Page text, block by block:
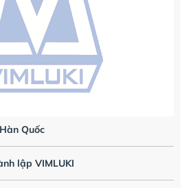
Quốc
lập VIMLUKI